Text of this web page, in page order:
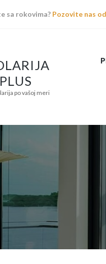
sa rokovima? Pozovite nas
po vašoj meri